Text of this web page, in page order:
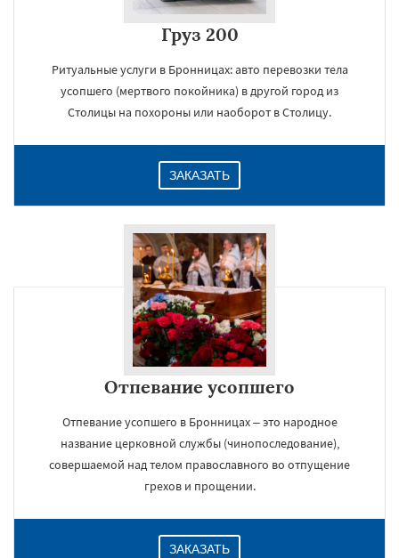
Груз 200
Ритуальные услуги в Бронницах: авто перевозки тела
усопшего (мертвого покойника) в другой город из
Столицы на похороны или наоборот в Столицу.
ЗАКАЗАТЬ
Отпевание усопшего
Отпевание усопшего в Бронницах – это народное
название церковной службы (чинопоследование),
совершаемой над телом православного во отпущение
грехов и прощении.
ЗАКАЗАТЬ